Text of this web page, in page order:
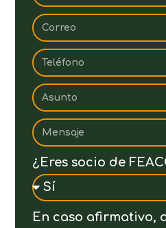
¿Eres socio de
En caso afirmativo,